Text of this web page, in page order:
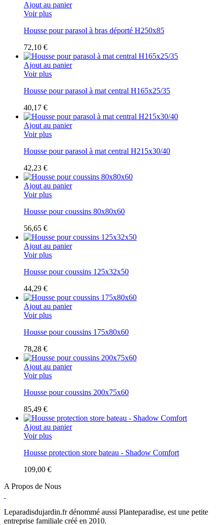
Ajout au panier
Voir plus
Housse pour parasol à bras déporté H250x85
72,10 €
Ajout au panier
Voir plus
Housse pour parasol à mat central H165x25/35
40,17 €
Ajout au panier
Voir plus
Housse pour parasol à mat central H215x30/40
42,23 €
Ajout au panier
Voir plus
Housse pour coussins 80x80x60
56,65 €
Ajout au panier
Voir plus
Housse pour coussins 125x32x50
44,29 €
Ajout au panier
Voir plus
Housse pour coussins 175x80x60
78,28 €
Ajout au panier
Voir plus
Housse pour coussins 200x75x60
85,49 €
Ajout au panier
Voir plus
Housse protection store bateau - Shadow Comfort
109,00 €
A Propos de Nous
Leparadisdujardin.fr dénommé aussi Planteparadise, est une petite
entreprise familiale créé en 2010.